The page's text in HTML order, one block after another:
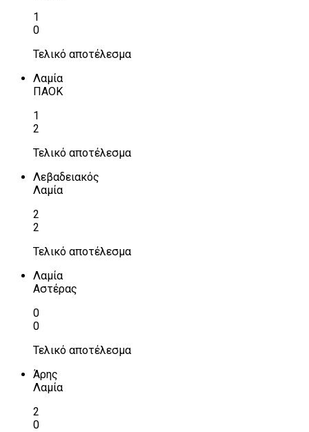
1
0
Τελικό αποτέλεσμα
Λαμία
ΠΑΟΚ
1
2
Τελικό αποτέλεσμα
Λεβαδειακός
Λαμία
2
2
Τελικό αποτέλεσμα
Λαμία
Αστέρας
0
0
Τελικό αποτέλεσμα
Άρης
Λαμία
2
0